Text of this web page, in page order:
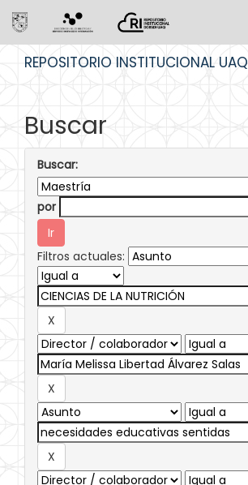
REPOSITORIO INSTITUCIONAL UAQ
Buscar
Buscar:
por
Filtros actuales: